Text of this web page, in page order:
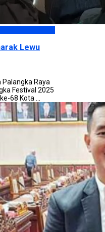
Lewu
Raya
Festival 2025
68 Kota ...